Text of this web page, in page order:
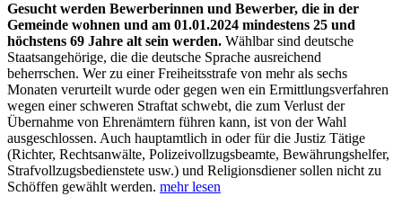
Gesucht werden Bewerberinnen und Bewerber, die in der
Gemeinde wohnen und am 01.01.2024 mindestens 25 und
höchstens 69 Jahre alt sein werden. Wählbar sind deutsche
Staatsangehörige, die die deutsche Sprache ausreichend
beherrschen. Wer zu einer Freiheitsstrafe von mehr als sechs
Monaten verurteilt wurde oder gegen wen ein Ermittlungsverfahren
wegen einer schweren Straftat schwebt, die zum Verlust der
Übernahme von Ehrenämtern führen kann, ist von der Wahl
ausgeschlossen. Auch hauptamtlich in oder für die Justiz Tätige
(Richter, Rechtsanwälte, Polizeivollzugsbeamte, Bewährungshelfer,
Strafvollzugsbedienstete usw.) und Religionsdiener sollen nicht zu
Schöffen gewählt werden. mehr lesen